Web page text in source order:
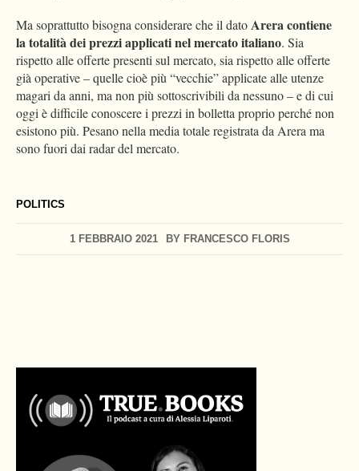
POLITICS
1 FEBBRAIO 2021 BY FRANCESCO FLORIS
Ma soprattutto bisogna considerare che il dato Arera contiene
la totalità dei prezzi applicati nel mercato italiano. Sia
rispetto alle offerte presenti sul mercato, sia rispetto alle offerte
già operative – quelle cioè più “vecchie” applicate alle utenze
magari da anni, ma non più sottoscrivibili da nessuno – e di cui
oggi è difficile conoscere i prezzi in bolletta proprio perché non
esistono più. Pesano nella media totale registrata da Arera ma
sono fuori dai radar del mercato.